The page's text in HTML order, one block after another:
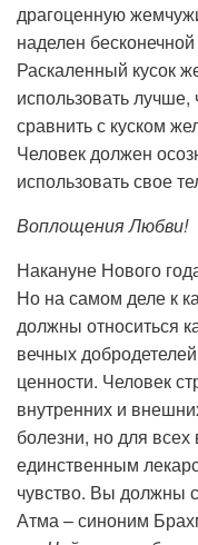
драгоценную
наделен
Раскаленный кусок
использовать
сравнить с куском
Человек должен
использовать свое
Воплощения Любви!
Накануне Нового
Но на самом деле к
должны относиться
вечных
ценности. Человек
внутренних и
болезни, но для
единственным
чувство. Вы должны
Атма – синоним